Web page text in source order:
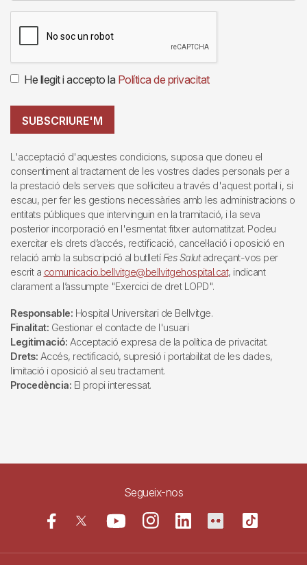
He llegit i accepto la Política de privacitat
SUBSCRIURE'M
L'acceptació d'aquestes condicions, suposa que doneu el
consentiment al tractament de les vostres dades personals per a
la prestació dels serveis que sol·liciteu a través d'aquest portal i, si
escau, per fer les gestions necessàries amb les administracions o
entitats públiques que intervinguin en la tramitació, i la seva
posterior incorporació en l'esmentat fitxer automatitzat. Podeu
exercitar els drets d’accés, rectificació, cancel·lació i oposició en
relació amb la subscripció al butlletí Fes Salutadreçant-vos per
escrit a comunicacio.bellvitge@bellvitgehospital.cat, indicant
clarament a l’assumpte "Exercici de dret LOPD".
Responsable: Hospital Universitari de Bellvitge.
Finalitat: Gestionar el contacte de l'usuari
Legitimació: Acceptació expresa de la política de privacitat.
Drets: Accés, rectificació, supresió i portabilitat de les dades,
limitació i oposició al seu tractament.
Procedència: El propi interessat.
Segueix-nos